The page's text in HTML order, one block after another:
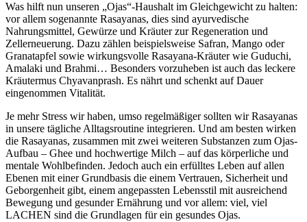
Was hilft nun unseren „Ojas“-Haushalt im Gleichgewicht zu halten:
vor allem sogenannte Rasayanas, dies sind ayurvedische
Nahrungsmittel, Gewürze und Kräuter zur Regeneration und
Zellerneuerung. Dazu zählen beispielsweise Safran, Mango oder
Granatapfel sowie wirkungsvolle Rasayana-Kräuter wie Guduchi,
Amalaki und Brahmi… Besonders vorzuheben ist auch das leckere
Kräutermus Chyavanprash. Es nährt und schenkt auf Dauer
eingenommen Vitalität.
Je mehr Stress wir haben, umso regelmäßiger sollten wir Rasayanas
in unsere tägliche Alltagsroutine integrieren. Und am besten wirken
die Rasayanas, zusammen mit zwei weiteren Substanzen zum Ojas-
Aufbau – Ghee und hochwertige Milch – auf das körperliche und
mentale Wohlbefinden. Jedoch auch ein erfülltes Leben auf allen
Ebenen mit einer Grundbasis die einem Vertrauen, Sicherheit und
Geborgenheit gibt, einem angepassten Lebensstil mit ausreichend
Bewegung und gesunder Ernährung und vor allem: viel, viel
LACHEN sind die Grundlagen für ein gesundes Ojas.